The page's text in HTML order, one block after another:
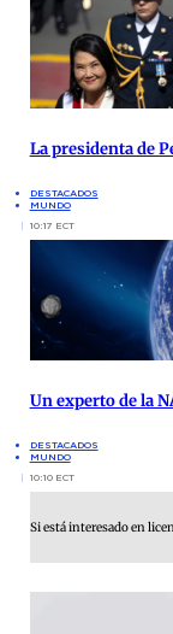
La presidenta de
DESTACADOS
MUNDO
10:17 ECT
Un experto de la
DESTACADOS
MUNDO
10:10 ECT
Si está interesado en